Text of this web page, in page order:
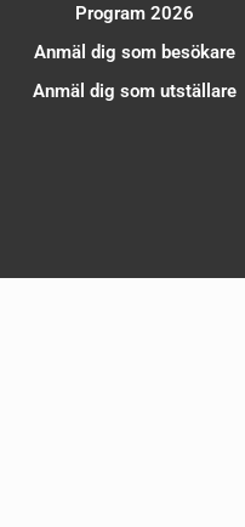
Program 2026
Anmäl dig som besökare
Anmäl dig som utställare